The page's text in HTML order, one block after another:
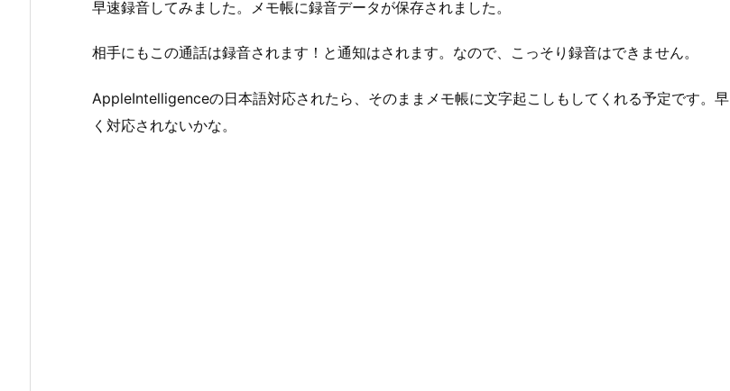
早速録音してみました。メモ帳に録音データが保存されました。
相手にもこの通話は録音されます！と通知はされます。なので、こっそり録音はできません。
AppleIntelligenceの日本語対応されたら、そのままメモ帳に文字起こしもしてくれる予定です。早
く対応されないかな。